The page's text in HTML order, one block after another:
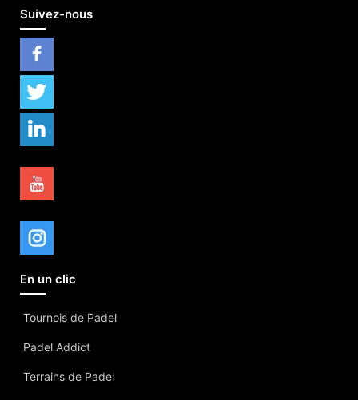
Suivez-nous
En un clic
Tournois de Padel
Padel Addict
Terrains de Padel